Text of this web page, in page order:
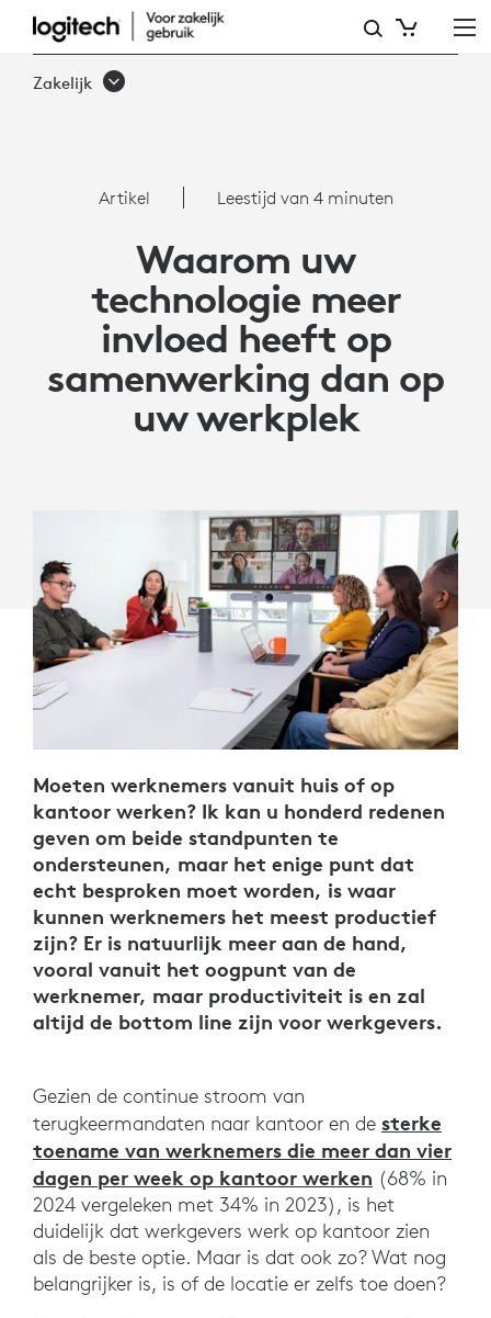
ARTIKEL:
WAAROM
MEER
INVLOED
SAMENWERKING
DAN
WERKPLEK
Zakelijk
Artikel Leestijd van 4 minuten
Waarom uw
technologie meer
invloed heeft op
samenwerking dan op
uw werkplek
Moeten werknemers vanuit huis of op
kantoor werken? Ik kan u honderd redenen
geven om beide standpunten te
ondersteunen, maar het enige punt dat
echt besproken moet worden, is waar
kunnen werknemers het meest productief
zijn? Er is natuurlijk meer aan de hand,
vooral vanuit het oogpunt van de
werknemer, maar productiviteit is en zal
altijd de bottom line zijn voor werkgevers.
Gezien de continue stroom van
terugkeermandaten naar kantoor en de sterke
toename van werknemers die meer dan vier
dagen per week op kantoor werken (68% in
2024 vergeleken met 34% in 2023), is het
duidelijk dat werkgevers werk op kantoor zien
als de beste optie. Maar is dat ook zo? Wat nog
belangrijker is, is of de locatie er zelfs toe doen?